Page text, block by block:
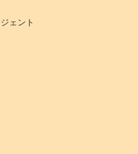
ェント